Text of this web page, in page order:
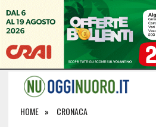
HOME CRONACA